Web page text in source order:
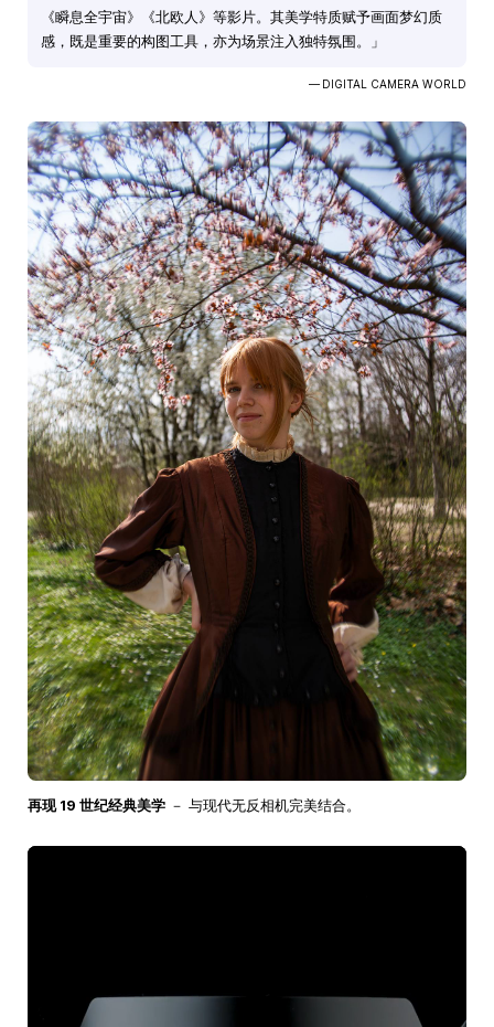
《瞬息全宇宙》《北欧人》等影片。其美学特质赋予画面梦幻质
感，既是重要的构图工具，亦为场景注入独特氛围。」
— DIGITAL CAMERA WORLD
再现 19 世纪经典美学 － 与现代无反相机完美结合。